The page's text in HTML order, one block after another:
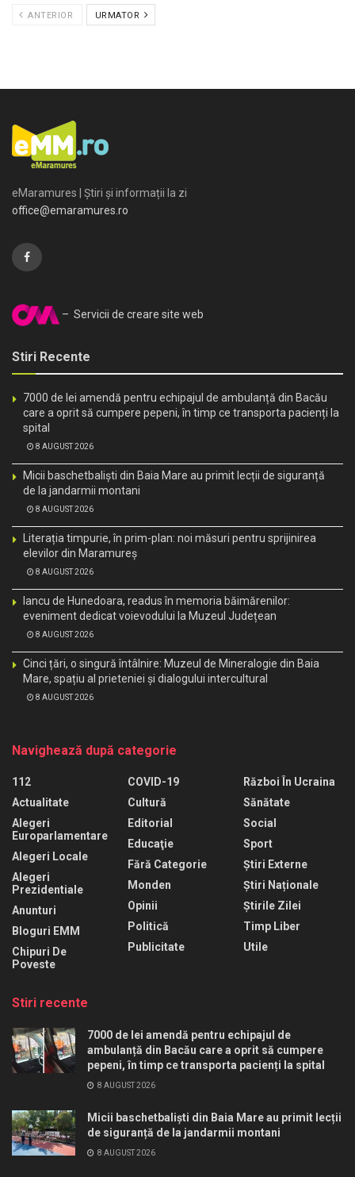
ANTERIOR URMATOR
eMaramures | Știri și informații la zi
office@emaramures.ro
– Servicii de creare site web
Stiri Recente
7000 de lei amendă pentru echipajul de ambulanță din Bacău
care a oprit să cumpere pepeni, în timp ce transporta pacienți la
spital
8 AUGUST 2026
Micii baschetbaliști din Baia Mare au primit lecții de siguranță
de la jandarmii montani
8 AUGUST 2026
Literația timpurie, în prim-plan: noi măsuri pentru sprijinirea
elevilor din Maramureș
8 AUGUST 2026
Iancu de Hunedoara, readus în memoria băimărenilor:
eveniment dedicat voievodului la Muzeul Județean
8 AUGUST 2026
Cinci țări, o singură întâlnire: Muzeul de Mineralogie din Baia
Mare, spațiu al prieteniei și dialogului intercultural
8 AUGUST 2026
Navighează după categorie
112
Actualitate
Alegeri
Europarlamentare
Alegeri Locale
Alegeri
Prezidentiale
Anunturi
Bloguri EMM
Chipuri De
Poveste
COVID-19
Cultură
Editorial
Educaţie
Fără Categorie
Monden
Opinii
Politică
Publicitate
Război În Ucraina
Sănătate
Social
Sport
Știri Externe
Știri Naționale
Știrile Zilei
Timp Liber
Utile
Stiri recente
7000 de lei amendă pentru echipajul de
ambulanță din Bacău care a oprit să cumpere
pepeni, în timp ce transporta pacienți la spital
8 AUGUST 2026
Micii baschetbaliști din Baia Mare au primit lecții
de siguranță de la jandarmii montani
8 AUGUST 2026